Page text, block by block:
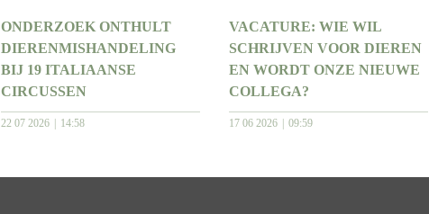
ONDERZOEK ONTHULT
DIERENMISHANDELING
BIJ 19 ITALIAANSE
CIRCUSSEN
22 07 2026 14:58
VACATURE: WIE WIL
SCHRIJVEN VOOR DIEREN
EN WORDT ONZE NIEUWE
COLLEGA?
17 06 2026 09:59